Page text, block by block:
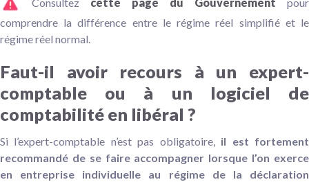
Consultez cette page du Gouvernement pour
comprendre la différence entre le régime réel simplifié et le
régime réel normal.
Faut-il avoir recours à un expert-
comptable ou à un logiciel de
comptabilité en libéral ?
Si l’expert-comptable n’est pas obligatoire,il est fortement
recommandé de se faire accompagner lorsque l’on exerce
en entreprise individuelle au régime de la déclaration